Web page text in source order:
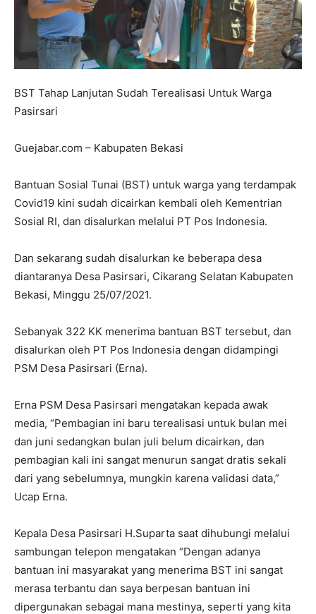
BST Tahap Lanjutan Sudah Terealisasi Untuk Warga
Pasirsari
Guejabar.com – Kabupaten Bekasi
Bantuan Sosial Tunai (BST) untuk warga yang terdampak
Covid19 kini sudah dicairkan kembali oleh Kementrian
Sosial RI, dan disalurkan melalui PT Pos Indonesia.
Dan sekarang sudah disalurkan ke beberapa desa
diantaranya Desa Pasirsari, Cikarang Selatan Kabupaten
Bekasi, Minggu 25/07/2021.
Sebanyak 322 KK menerima bantuan BST tersebut, dan
disalurkan oleh PT Pos Indonesia dengan didampingi
PSM Desa Pasirsari (Erna).
Erna PSM Desa Pasirsari mengatakan kepada awak
media, “Pembagian ini baru terealisasi untuk bulan mei
dan juni sedangkan bulan juli belum dicairkan, dan
pembagian kali ini sangat menurun sangat dratis sekali
dari yang sebelumnya, mungkin karena validasi data,”
Ucap Erna.
Kepala Desa Pasirsari H.Suparta saat dihubungi melalui
sambungan telepon mengatakan “Dengan adanya
bantuan ini masyarakat yang menerima BST ini sangat
merasa terbantu dan saya berpesan bantuan ini
dipergunakan sebagai mana mestinya, seperti yang kita